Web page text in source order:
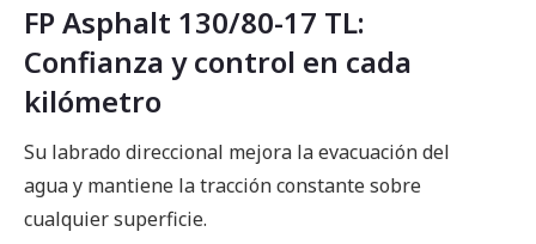
FP Asphalt 130/80-17 TL:
Confianza y control en cada
kilómetro
Su labrado direccional mejora la evacuación del
agua y mantiene la tracción constante sobre
cualquier superficie.